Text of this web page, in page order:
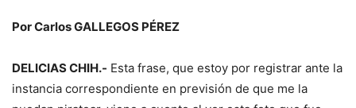
Por Carlos GALLEGOS PÉREZ
DELICIAS CHIH.- Esta frase, que estoy por registrar ante la
instancia correspondiente en previsión de que me la